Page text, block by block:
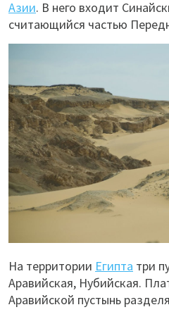
Азии. В него входит
считающийся частью
На территории Египта три
Аравийская, Нубийская.
Аравийской пустынь